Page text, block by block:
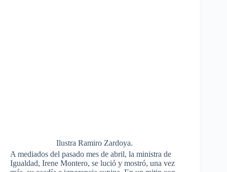
Ilustra Ramiro Zardoya.
A mediados del pasado mes de abril, la ministra de
Igualdad, Irene Montero, se lució y mostró, una vez